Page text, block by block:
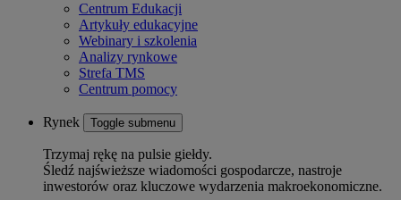
Centrum Edukacji
Artykuły edukacyjne
Webinary i szkolenia
Analizy rynkowe
Strefa TMS
Centrum pomocy
Rynek Toggle submenu
Trzymaj rękę na pulsie giełdy.
Śledź najświeższe wiadomości gospodarcze, nastroje
inwestorów oraz kluczowe wydarzenia makroekonomiczne.